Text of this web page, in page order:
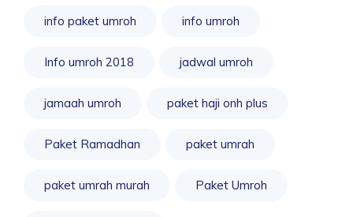
info paket umroh info umroh
Info umroh 2018 jadwal umroh
jamaah umroh paket haji onh plus
Paket Ramadhan paket umrah
paket umrah murah Paket Umroh